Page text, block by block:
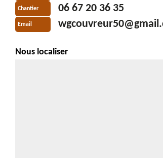
Chantier 06 67 20 36 35
Email
Nous localiser